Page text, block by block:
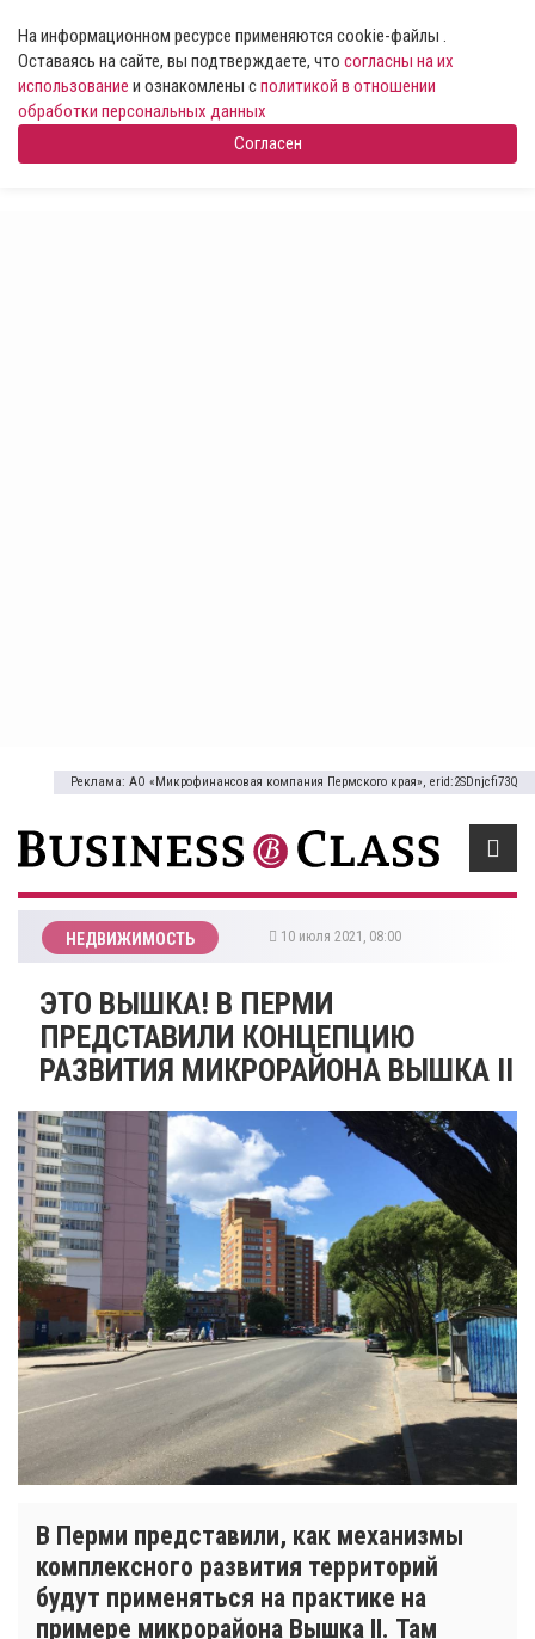
На информационном ресурсе применяются cookie-файлы .
Оставаясь на сайте, вы подтверждаете, что согласны на их
использование и ознакомлены сполитикой в отношении
обработки персональных данных
Согласен
Реклама: АО «Микрофинансовая компания Пермского края», erid:2SDnjcfi73Q
НЕДВИЖИМОСТЬ 10 июля 2021, 08:00
​ЭТО ВЫШКА! В ПЕРМИ
ПРЕДСТАВИЛИ КОНЦЕПЦИЮ
РАЗВИТИЯ МИКРОРАЙОНА ВЫШКА II
В Перми представили, как механизмы
комплексного развития территорий
будут применяться на практике на
примере микрорайона Вышка II. Там